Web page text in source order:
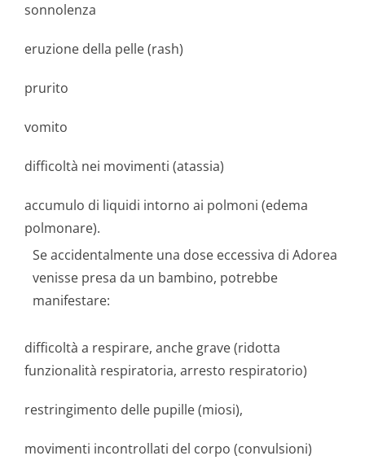
sonnolenza
eruzione della pelle (rash)
prurito
vomito
difficoltà nei movimenti (atassia)
accumulo di liquidi intorno ai polmoni (edema
polmonare).
Se accidentalmente una dose eccessiva di Adorea
venisse presa da un bambino, potrebbe
manifestare:
difficoltà a respirare, anche grave (ridotta
funzionalità respiratoria, arresto respiratorio)
restringimento delle pupille (miosi),
movimenti incontrollati del corpo (convulsioni)